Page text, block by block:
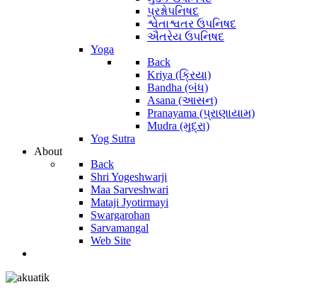
પ્રશ્નોપનિષદ
શ્વેતાશ્વતર ઉપનિષદ
ઐતરેય ઉપનિષદ
Yoga
Back
Kriya (ક્રિયા)
Bandha (બંધ)
Asana (આસન)
Pranayama (પ્રાણાયામ)
Mudra (મુદ્રા)
Yog Sutra
About
Back
Shri Yogeshwarji
Maa Sarveshwari
Mataji Jyotirmayi
Swargarohan
Sarvamangal
Web Site